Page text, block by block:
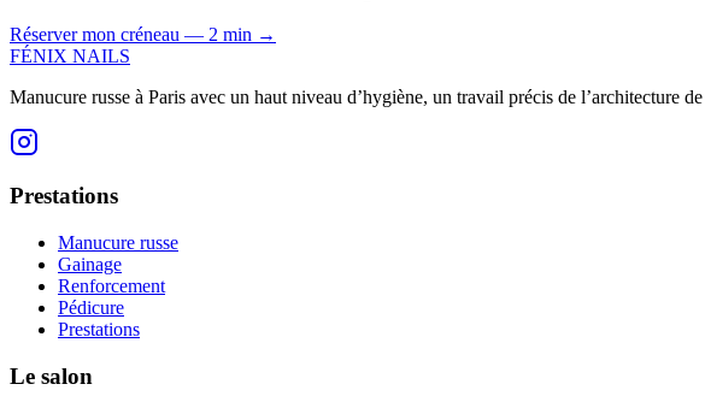
Réserver mon créneau — 2 min →
FÉNIX NAILS
Manucure russe à Paris avec un haut niveau d’hygiène, un travail précis de l’architecture
Prestations
Manucure russe
Gainage
Renforcement
Pédicure
Prestations
Le salon